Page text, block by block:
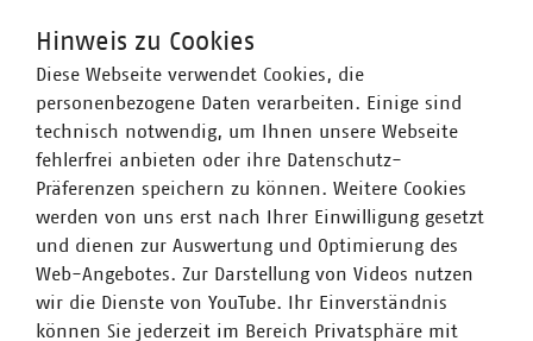
Anschrift
VKU Service GmbH
Invalidenstraße 91
10115 Berlin
Hinweis zu Cookies
Diese Webseite verwendet Cookies, die
personenbezogene Daten verarbeiten. Einige sind
technisch notwendig, um Ihnen unsere Webseite
fehlerfrei anbieten oder ihre Datenschutz-
Präferenzen speichern zu können. Weitere Cookies
werden von uns erst nach Ihrer Einwilligung gesetzt
und dienen zur Auswertung und Optimierung des
Web-Angebotes. Zur Darstellung von Videos nutzen
wir die Dienste von YouTube. Ihr Einverständnis
können Sie jederzeit im Bereich Privatsphäre mit